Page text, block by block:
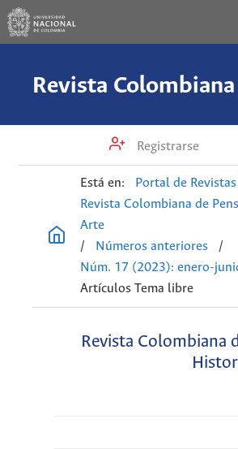
Registrarse
Está en: Portal de Revistas
Revista Colombiana de
Arte
/
Números anteriores
/
Núm. 17 (2023): enero-
Artículos Tema libre
Revista Colombiana